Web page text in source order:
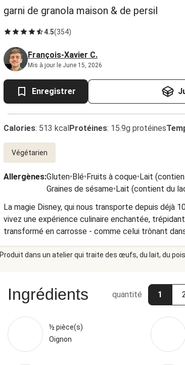
garni de granola maison & de persil
4.5(354)
François-Xavier C.
Mis à jour le June 15, 2026
Enregistrer
Calories: 513 kcalProtéines: 15.9g protéines
Végétarien
Allergènes:Gluten•Blé•Fruits à coque•Lait
Graines de sésame•Lait (contient du
La magie Disney, qui nous transporte depuis déjà
vivez une expérience culinaire enchantée,
transformé en carrosse - comme celui trônant
changé en velouté et accompagné de son
Produit dans un atelier qui traite des œufs, du lait, du
Ingrédients quantité 1
½ pièce(s)
Oignon